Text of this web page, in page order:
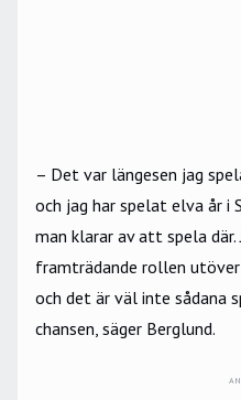
– Det var längesen jag
och jag har spelat elva år i
man klarar av att spela
framträdande rollen
och det är väl inte sådana
chansen, säger Berglund.